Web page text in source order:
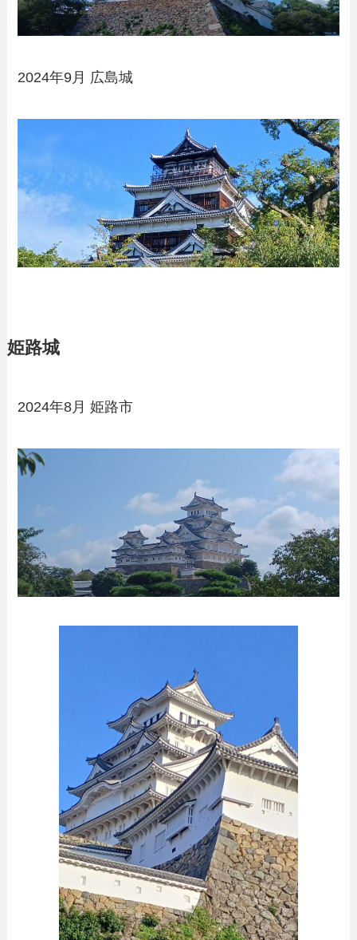
2024年9月 広島城
姫路城
2024年8月 姫路市